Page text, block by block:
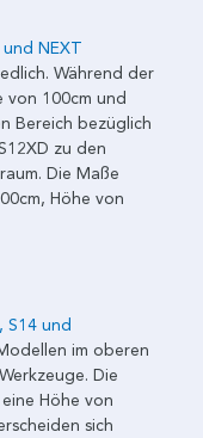
NEXT
Während der
von 100cm und
Bereich bezüglich
zu den
Die Maße
Höhe von
S14 und
im oberen
Die
Höhe von
sich